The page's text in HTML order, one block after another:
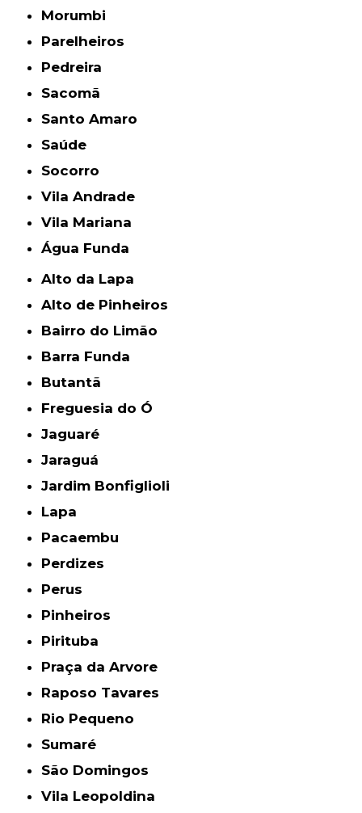
Morumbi
Parelheiros
Pedreira
Sacomã
Santo Amaro
Saúde
Socorro
Vila Andrade
Vila Mariana
Água Funda
Alto da Lapa
Alto de Pinheiros
Bairro do Limão
Barra Funda
Butantã
Freguesia do Ó
Jaguaré
Jaraguá
Jardim Bonfiglioli
Lapa
Pacaembu
Perdizes
Perus
Pinheiros
Pirituba
Praça da Arvore
Raposo Tavares
Rio Pequeno
Sumaré
São Domingos
Vila Leopoldina